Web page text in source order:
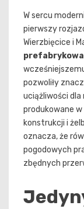
W sercu
pierwszy
Wierzbięcice i
pozwoliły
uciążliwości
produkowane
konstrukcji i
oznacza, że
pogodowych
zbędnych